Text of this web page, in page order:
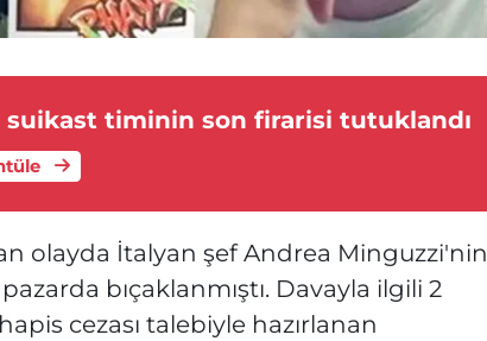
suikast timinin son firarisi tutuklandı
olayda İtalyan şef Andrea Minguzzi'nin
bıçaklanmıştı. Davayla ilgili 2
cezası talebiyle hazırlanan